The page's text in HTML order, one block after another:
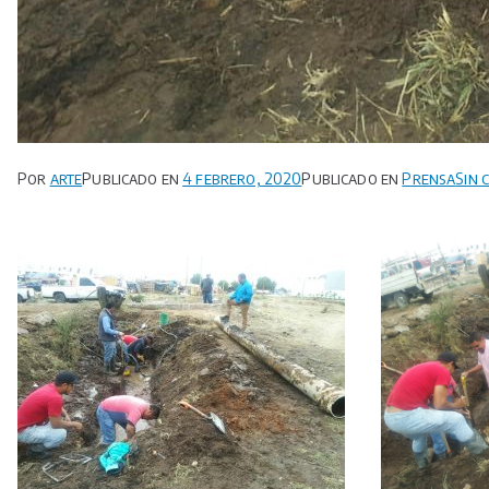
Por artePublicado en4 febrero, 2020Publicado enPrensaSin